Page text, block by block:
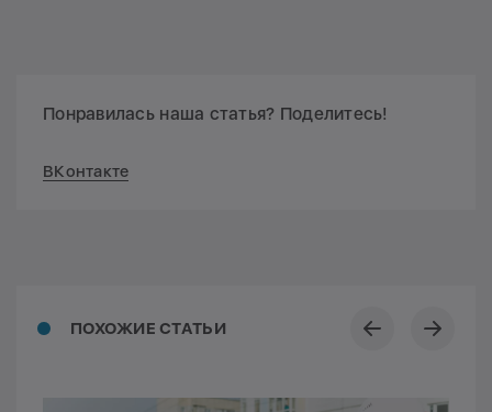
Понравилась наша статья? Поделитесь!
ВКонтакте
ПОХОЖИЕ СТАТЬИ